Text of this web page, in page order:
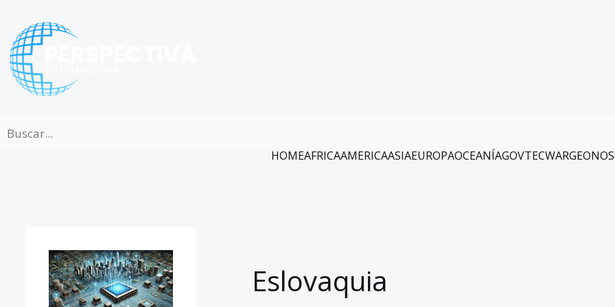
contenido
HOMEAFRICAAMERICAASIAEUROPAOCEANÍAGOVTECWARGEO
Eslovaquia